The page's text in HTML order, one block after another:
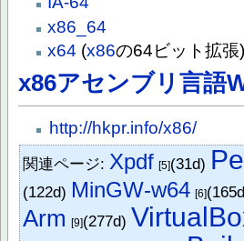
x86_64
x64 (x86の64ビット拡張
x86アセンブリ言語
http://hkpr.info/x86/
関連ページ:Xpdf [5](31d)
(122d) MinGW-w64 [6]
Arm [9](277d)